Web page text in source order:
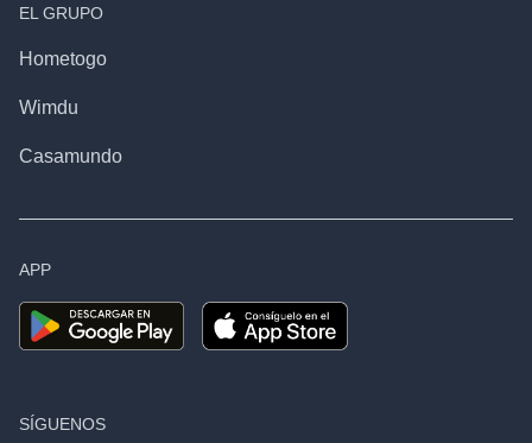
EL GRUPO
Hometogo
Wimdu
Casamundo
APP
SÍGUENOS